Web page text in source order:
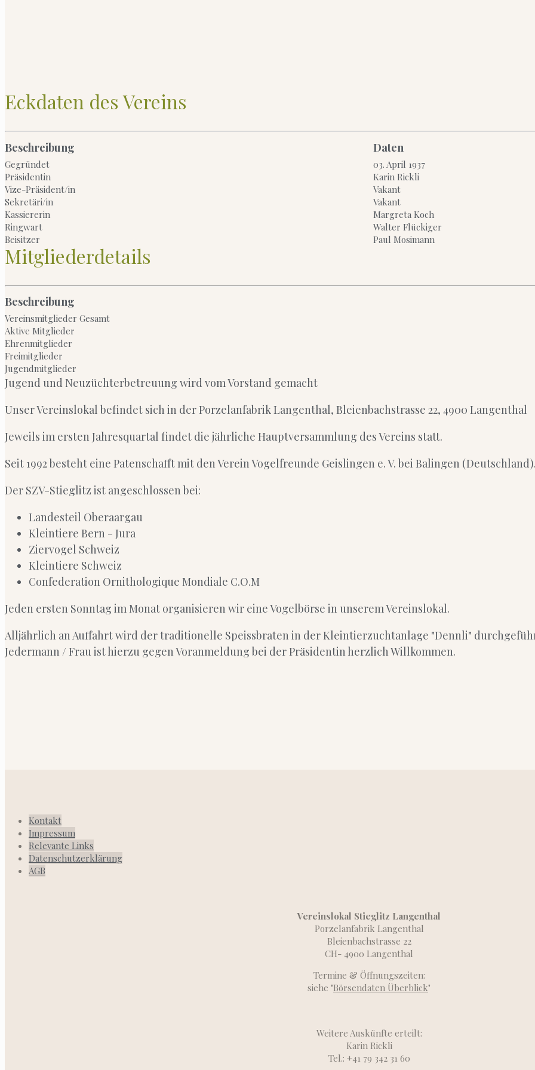
Eckdaten des Vereins
Beschreibung Daten
Gegründet
03. April 1937
Präsidentin
Karin Rickli
Vize-Präsident/in
Vakant
Sekretäri/in
Vakant
Kassiererin
Margreta Koch
Ringwart
Walter Flückiger
Beisitzer
Paul Mosimann
Mitgliederdetails
Beschreibung
Vereinsmitglieder Gesamt
Aktive Mitglieder
Ehrenmitglieder
Freimitglieder
Jugendmitglieder
Jugend und Neuzüchterbetreuung wird vom Vorstand gemacht
Unser Vereinslokal befindet sich in der Porzelanfabrik Langenthal, Bleienbachstrasse 22, 4900 Langenthal
Jeweils im ersten Jahresquartal findet die jährliche Hauptversammlung des Vereins statt.
Seit 1992 besteht eine Patenschafft mit den Verein Vogelfreunde Geislingen e. V. bei Balingen
Der SZV-Stieglitz ist angeschlossen bei:
Landesteil Oberaargau
Kleintiere Bern - Jura
Ziervogel Schweiz
Kleintiere Schweiz
Confederation Ornithologique Mondiale C.O.M
Jeden ersten Sonntag im Monat organisieren wir eine Vogelbörse in unserem Vereinslokal.
Alljährlich an Auffahrt wird der traditionelle Speissbraten in der Kleintierzuchtanlage "Dennli"
Jedermann / Frau ist hierzu gegen Voranmeldung bei der Präsidentin herzlich Willkommen.
Kontakt
Impressum
Relevante Links
Datenschutzerklärung
AGB
Vereinslokal Stieglitz Langenthal
Porzelanfabrik Langenthal
Bleienbachstrasse 22
CH- 4900 Langenthal
Termine & Öffnungszeiten:
siehe "Börsendaten Überblick"
Weitere Auskünfte erteilt:
Karin Rickli
Tel.: +41 79 342 31 60